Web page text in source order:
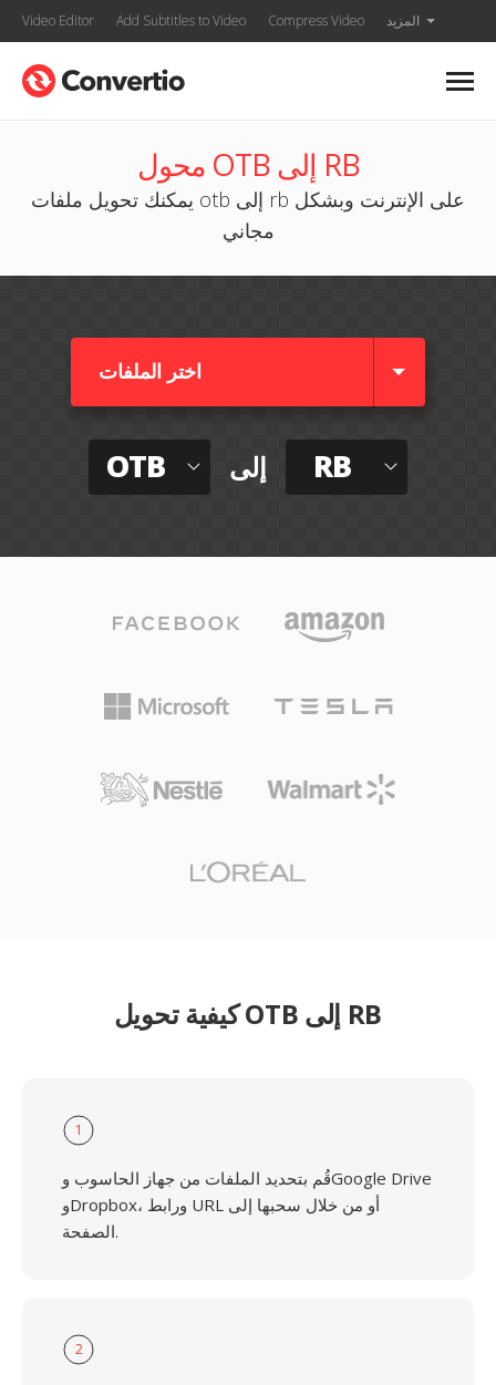
Video Editor Add Subtitles to Video Compress Video المزيد
محول OTB إلى RB
يمكنك تحويل ملفات otb إلى rb على الإنترنت وبشكل
مجاني
اختر الملفات
OTB إلى RB
كيفية تحويل OTB إلى RB
1
قُم بتحديد الملفات من جهاز الحاسوب وGoogle Drive
وDropbox، ورابط URL أو من خلال سحبها إلى
الصفحة.
2